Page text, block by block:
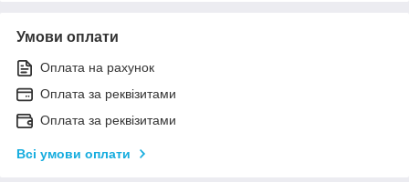
Умови оплати
Оплата на рахунок
Оплата за реквізитами
Оплата за реквізитами
Всі умови оплати